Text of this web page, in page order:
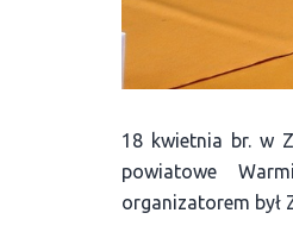
18 kwietnia br. w
powiatowe
organizatorem był